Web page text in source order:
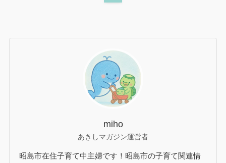
miho
あきしマガジン運営者
昭島市在住子育て中主婦です！昭島市の子育て関連情